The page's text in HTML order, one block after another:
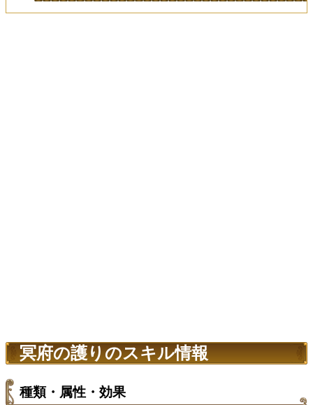
冥府の護りのスキル情報
種類・属性・効果